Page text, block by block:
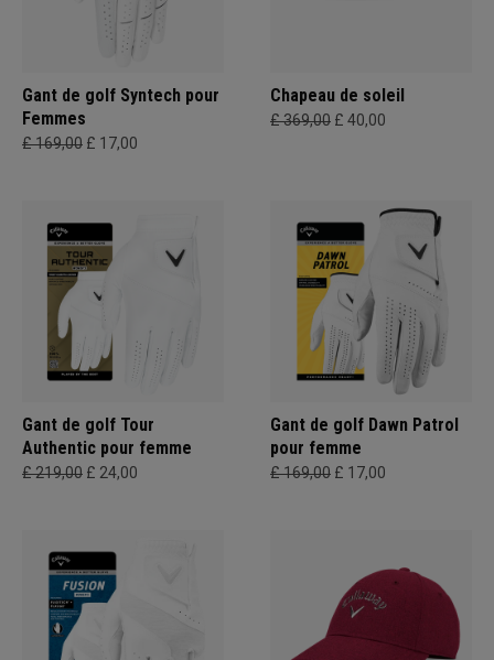
Gant de golf Syntech pour
Femmes
£ 169,00 £ 17,00
Chapeau de soleil
£ 369,00 £ 40,00
Gant de golf Tour
Authentic pour femme
£ 219,00 £ 24,00
Gant de golf Dawn Patrol
pour femme
£ 169,00 £ 17,00